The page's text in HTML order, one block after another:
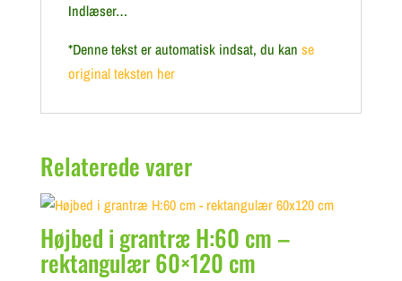
Indlæser…
*Denne tekst er automatisk indsat, du kan se
original teksten her
Relaterede varer
Højbed i grantræ H:60 cm –
rektangulær 60×120 cm